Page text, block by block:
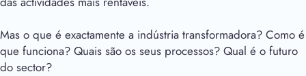
Mas o que é exactamente a indústria transformadora? Como é
que funciona? Quais são os seus processos? Qual é o futuro
do sector?